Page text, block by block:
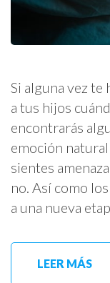
Si alguna vez
a tus hijos
encontrarás
emoción
sientes
no. Así como
a una nueva
LEER MÁS